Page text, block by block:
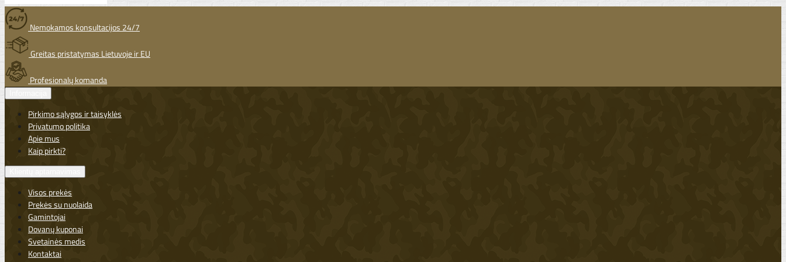
Nemokamos konsultacijos 24/7
Greitas pristatymas Lietuvoje ir EU
Profesionalų komanda
Pirkimo sąlygos ir taisyklės
Privatumo politika
Apie mus
Kaip pirkti?
Visos prekės
Prekės su nuolaida
Gamintojai
Dovanų kuponai
Svetainės medis
Kontaktai